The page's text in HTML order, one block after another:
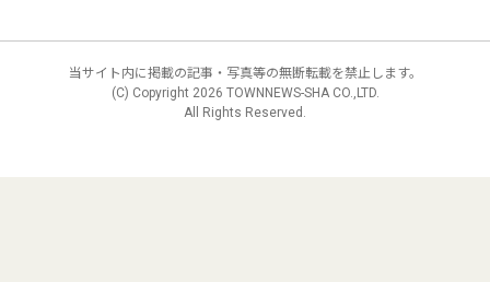
当サイト内に掲載の記事・写真等の無断転載を禁止します。
(C) Copyright 2026 TOWNNEWS-SHA CO.,LTD.
All Rights Reserved.